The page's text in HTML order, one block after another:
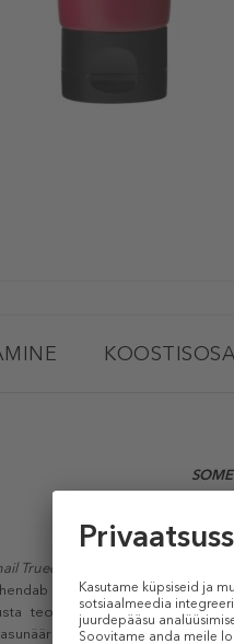
Truecica Miracle Repair Low Ph
kareda veega pesemisel
teo mutsiinist ja Aasia
tegevust, vähendab